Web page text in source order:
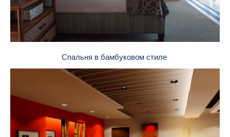
Спальня в бамбуковом стиле